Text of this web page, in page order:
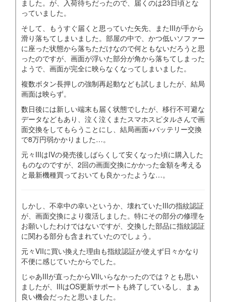
ました。が、入荷待ちだったので、届くのは23日頃とな
っていました。
そして、もうすぐ届くと思っていた矢先、またIIIが手から
滑り落ちてしまいました。部屋の中で、かつ低いソファー
に座った状態から落ちただけなので何ともないだろうと思
ったのですが、画面が浮いた部分が角から落ちてしまった
ようで、画面が完全に映らなくなってしまいました。
複数ボタン長押しの強制再起動なども試しましたが、結局
画面は映らず。
数日後には新しい端末も届く状態でしたが、移行不可避な
データなどもあり、泣く泣くまたスマホスピタルさんで画
面交換をしてもらうことにし、結局画面+バッテリー交換
で8万円弱かかりました…。
元々IIIはIVの発売後しばらくして安くなった頃に購入した
ものなのですが、2回の画面交換にかかった金額を考える
と最新機種買っておいても良かったような…。
しかし、不幸中の幸いというか、壊れていたIIIの指紋認証
が、画面交換により復活しました。特にその部分の修理を
お願いしたわけではないですが、交換した部品に指紋認証
に関わる部分も含まれていたのでしょう。
元々VIIに買い換えた理由も指紋認証が使えず日々かなり
不便に感じていたからでした。
じゃあIIIが直ったからVIIいらなかったのでは？とも思い
ましたが、IIIはOS更新サポートも終了しているし、まぁ
良い機会だったと思いました。